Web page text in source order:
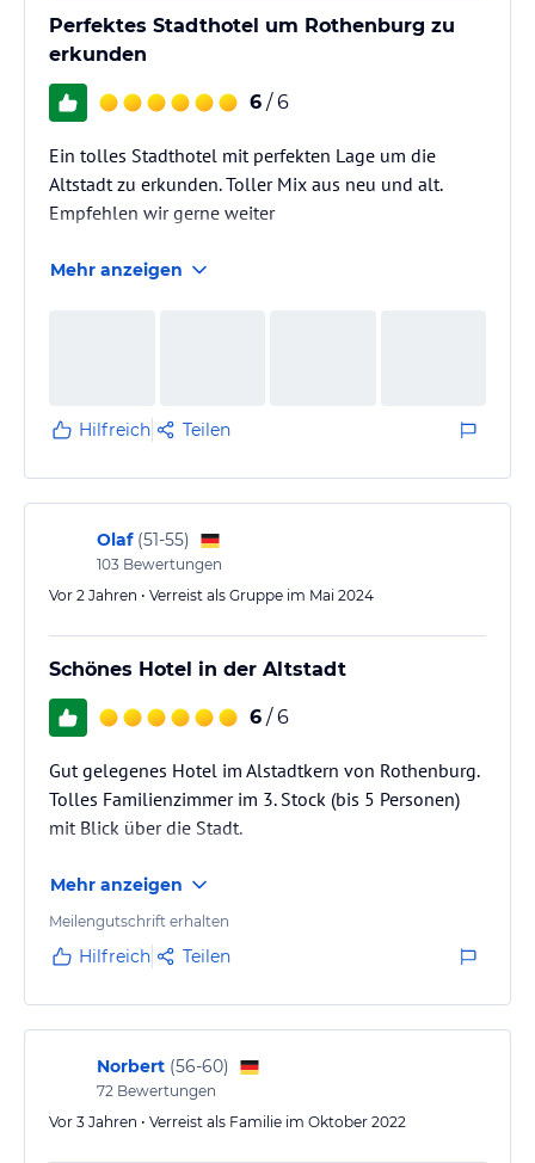
Perfektes Stadthotel um Rothenburg zu
erkunden
6 / 6
Ein tolles Stadthotel mit perfekten Lage um die
Altstadt zu erkunden. Toller Mix aus neu und alt.
Empfehlen wir gerne weiter
Mehr anzeigen
Hilfreich Teilen
Olaf (51-55)
103 Bewertungen
Vor 2 Jahren • Verreist als Gruppe im Mai 2024
Schönes Hotel in der Altstadt
6 / 6
Gut gelegenes Hotel im Alstadtkern von Rothenburg.
Tolles Familienzimmer im 3. Stock (bis 5 Personen)
mit Blick über die Stadt.
Mehr anzeigen
Meilengutschrift erhalten
Hilfreich Teilen
Norbert (56-60)
72 Bewertungen
Vor 3 Jahren • Verreist als Familie im Oktober 2022